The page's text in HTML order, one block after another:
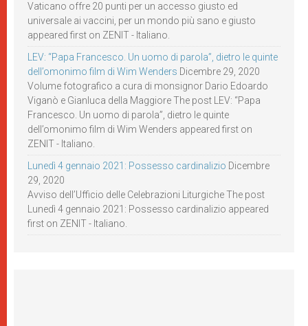
Vaticano offre 20 punti per un accesso giusto ed
universale ai vaccini, per un mondo più sano e giusto
appeared first on ZENIT - Italiano.
LEV: “Papa Francesco. Un uomo di parola”, dietro le quinte
dell’omonimo film di Wim Wenders Dicembre 29, 2020
Volume fotografico a cura di monsignor Dario Edoardo
Viganò e Gianluca della Maggiore The post LEV: “Papa
Francesco. Un uomo di parola”, dietro le quinte
dell’omonimo film di Wim Wenders appeared first on
ZENIT - Italiano.
Lunedì 4 gennaio 2021: Possesso cardinalizio Dicembre
29, 2020
Avviso dell’Ufficio delle Celebrazioni Liturgiche The post
Lunedì 4 gennaio 2021: Possesso cardinalizio appeared
first on ZENIT - Italiano.